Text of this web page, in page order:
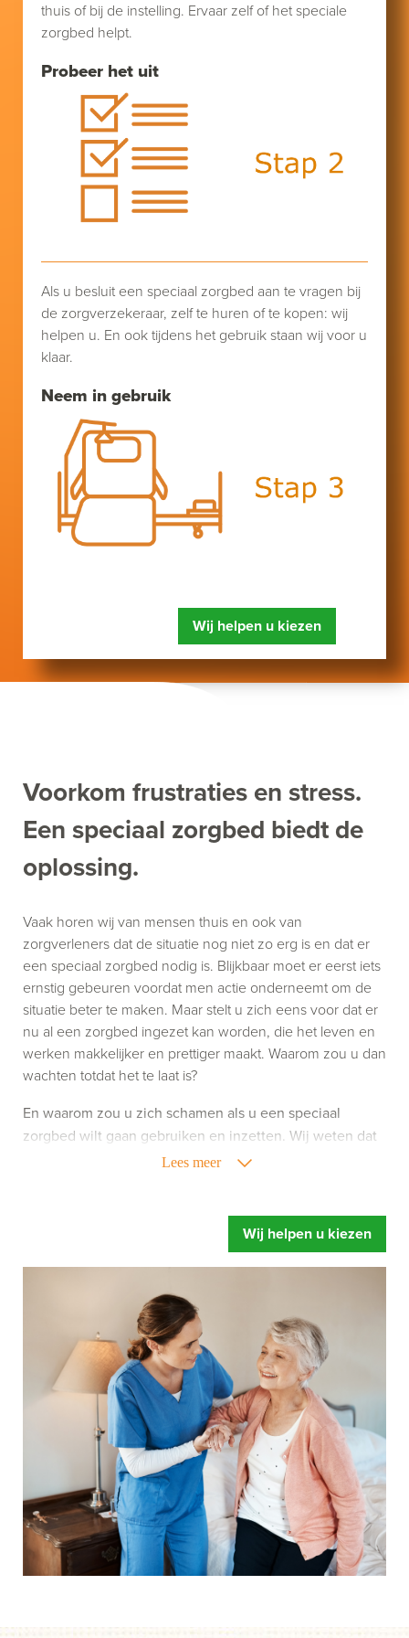
Probeer het uit
thuis of bij de instelling. Ervaar zelf of het speciale
zorgbed helpt.
Neem in gebruik
Als u besluit een speciaal zorgbed aan te vragen bij
de zorgverzekeraar, zelf te huren of te kopen: wij
helpen u. En ook tijdens het gebruik staan wij voor u
klaar.
Wij helpen u kiezen
Voorkom frustraties en stress.
Een speciaal zorgbed biedt de
oplossing.
Vaak horen wij van mensen thuis en ook van
zorgverleners dat de situatie nog niet zo erg is en dat er
een speciaal zorgbed nodig is. Blijkbaar moet er eerst iets
ernstig gebeuren voordat men actie onderneemt om de
situatie beter te maken. Maar stelt u zich eens voor dat er
nu al een zorgbed ingezet kan worden, die het leven en
werken makkelijker en prettiger maakt. Waarom zou u dan
wachten totdat het te laat is?
Lees meer
En waarom zou u zich schamen als u een speciaal
zorgbed wilt gaan gebruiken en inzetten. Wij weten dat
het gebruik van zorghulpmiddelen niet altijd leuk is,
zorgbed doet, maar richt u vooral op wat een speciaal
zorgbed u oplevert. Meer ontspanning, u voelt zich fitter
en een betere begeleiding.
Mensen hebben snel de neiging om te zeggen dat hun
bed wel prima is. Of dat de instelling al over eigen
zorgbedden beschikt. Gelukkig maar zeggen wij dan,
maar legt u zich er niet te snel bij neer als uw situatie net
even anders is. Een speciaal zorgbed gaat namelijk veel
verder dan een standaard bed. Het bed is zo ingesteld dat
het kan draaien, kantelen en rechtop kan staan.
Afgestemd op de behoefte van het moment, zodat het de
zorghandelingen makkelijker en prettiger maakt. Dus start
uw aanvraag en wij helpen u op weg. Zonder dat iets
moet en zonder directe verplichtingen.
Als u er over nadenkt om een speciaal zorgbed te gaan
betaalt.
Onze ervaring leert dat mensen door een speciaal
Wij helpen u kiezen